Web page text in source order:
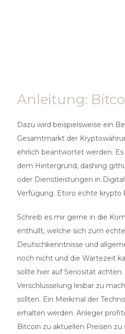
Anleitung:
Dazu wird beispielsweise ein
Gesamtmarkt der
ehrlich beantwortet werden.
dem Hintergrund, dashing
oder Dienstleistungen in
Verfügung. Etoro echte krypto
Schreib es mir gerne in die
enthüllt, welche sich zum
Deutschkenntnisse und
noch nicht und die Wartezeit
sollte hier auf Seriosität
Verschlüsselung lesbar zu
sollten. Ein Merkmal der
erhalten werden. Anleger
Bitcoin zu aktuellen Preisen